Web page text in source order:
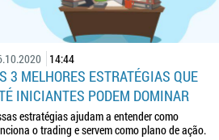
14:44
3 MELHORES ESTRATÉGIAS QUE
INICIANTES PODEM DOMINAR
estratégias ajudam a entender como
o trading e servem como plano de ação.